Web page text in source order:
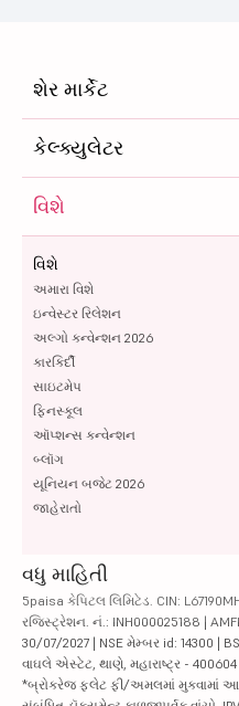
શેર માર્કેટ
કેલ્ક્યુલેટર
વિશે
વિશે
અમારા વિશે
ઇન્વેસ્ટર રિલેશન
અલ્ગો કન્વેન્શન 2026
કારકિર્દી
સાઇટમેપ
ફિનસ્કૂલ
ઑપ્શન્સ કન્વેન્શન
બ્લૉગ
યૂનિયન બજેટ 2026
જાહેરાતો
વધુ માહિતી
5paisa કેપિટલ લિમિટેડ. CIN:
રજિસ્ટ્રેશન. નં.: INH000025188 |
30/07/2027 | NSE મેમ્બર id: 14300 |
વાઘલે એસ્ટેટ, થાણે, મહારાષ્ટ્ર - 400604
*બ્રોકરેજ ફ્લેટ ફી/અમલમાં મુકવામાં